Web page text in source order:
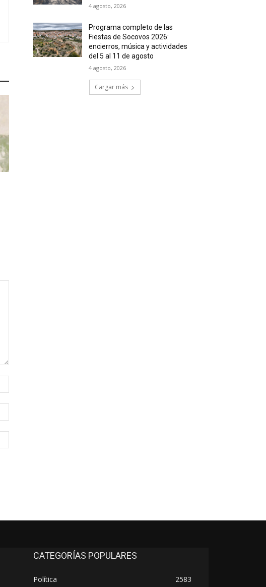
electrónico:*
web:
4 agosto, 2026
Programa completo de las
Fiestas de Socovos 2026:
encierros, música y actividades
del 5 al 11 de agosto
4 agosto, 2026
Cargar más
CATEGORÍAS POPULARES
Política 2583